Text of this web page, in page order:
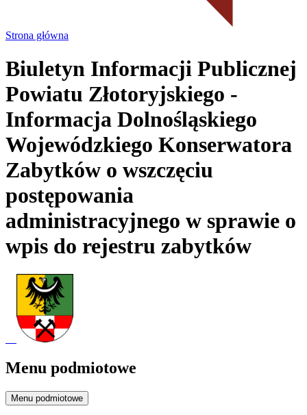
Strona główna
Biuletyn Informacji Publicznej
Powiatu Złotoryjskiego -
Informacja Dolnośląskiego
Wojewódzkiego Konserwatora
Zabytków o wszczęciu
postępowania
administracyjnego w sprawie o
wpis do rejestru zabytków
Menu podmiotowe
Menu podmiotowe